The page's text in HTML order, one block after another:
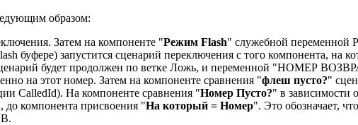
образом:
Затем на компоненте "Режим Flash" служебной переменной
буфере) запустится сценарий переключения с того компонента, на
будет продолжен по ветке Ложь, и переменной "НОМЕР
на этот номер. Затем на компоненте сравнения "флеш пусто?"
CalledId). На компоненте сравнения "Номер Пусто?" в зависимости
до компонента присвоения "На который = Номер". Это обозначает,